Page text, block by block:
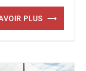
PLUS